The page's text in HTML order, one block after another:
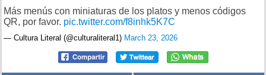
Más menús con miniaturas de los platos y menos códigos
QR, por favor. pic.twitter.com/f8inhk5K7C
— Cultura Literal (@culturaliteral1) March 23, 2026